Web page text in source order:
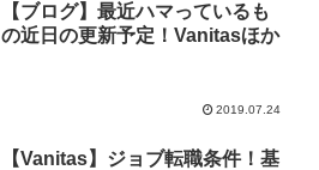
【ブログ】最近ハマっているも
の近日の更新予定！Vanitasほか
2019.07.24
【Vanitas】ジョブ転職条件！基